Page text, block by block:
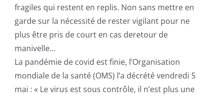
fragiles qui restent en replis. Non sans mettre en
garde sur la nécessité de rester vigilant pour ne
plus être pris de court en cas deretour de
manivelle…
La pandémie de covid est finie, l’Organisation
mondiale de la santé (OMS) l’a décrété vendredi 5
mai : « Le virus est sous contrôle, il n’est plus une